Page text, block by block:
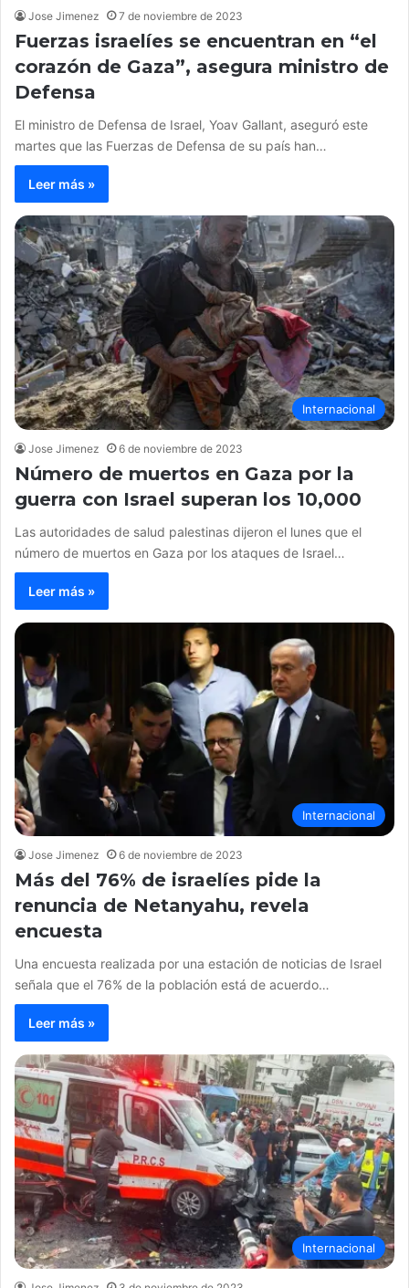
Jose Jimenez 7 de noviembre de 2023
Fuerzas israelíes se encuentran en “el
corazón de Gaza”, asegura ministro de
Defensa
El ministro de Defensa de Israel, Yoav Gallant, aseguró este
martes que las Fuerzas de Defensa de su país han…
Leer más »
Internacional
Jose Jimenez 6 de noviembre de 2023
Número de muertos en Gaza por la
guerra con Israel superan los 10,000
Las autoridades de salud palestinas dijeron el lunes que el
número de muertos en Gaza por los ataques de Israel…
Leer más »
Internacional
Jose Jimenez 6 de noviembre de 2023
Más del 76% de israelíes pide la
renuncia de Netanyahu, revela
encuesta
Una encuesta realizada por una estación de noticias de Israel
señala que el 76% de la población está de acuerdo…
Leer más »
Internacional